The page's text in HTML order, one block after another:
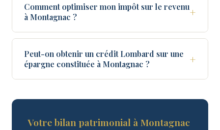
Comment optimiser mon impôt sur le revenu
à Montagnac ?
+
Peut-on obtenir un crédit Lombard sur une
épargne constituée à Montagnac ?
+
Votre bilan patrimonial à Montagnac